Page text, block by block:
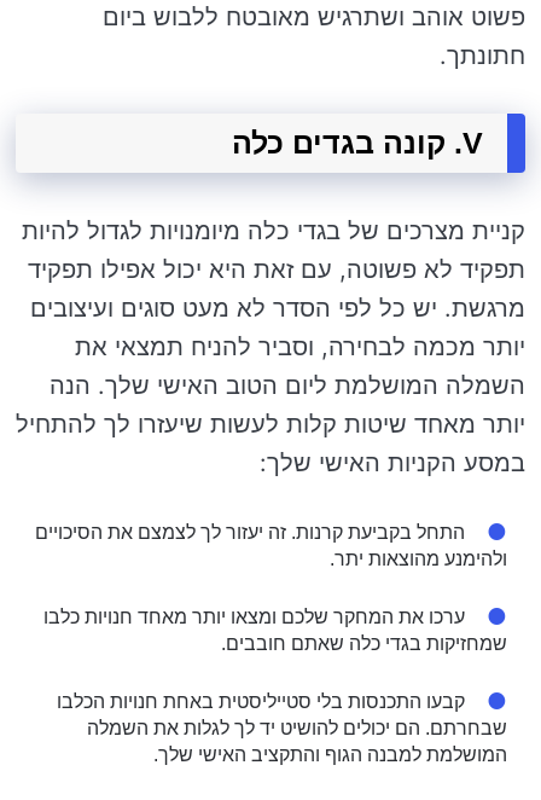
פשוט אוהב ושתרגיש מאובטח ללבוש ביום
חתונתך.
V. קונה בגדים כלה
קניית מצרכים של בגדי כלה מיומנויות לגדול להיות
תפקיד לא פשוטה, עם זאת היא יכול אפילו תפקיד
מרגשת. יש כל לפי הסדר לא מעט סוגים ועיצובים
יותר מכמה לבחירה, וסביר להניח תמצאי את
השמלה המושלמת ליום הטוב האישי שלך. הנה
יותר מאחד שיטות קלות לעשות שיעזרו לך להתחיל
במסע הקניות האישי שלך:
התחל בקביעת קרנות. זה יעזור לך לצמצם את הסיכויים
ולהימנע מהוצאות יתר.
ערכו את המחקר שלכם ומצאו יותר מאחד חנויות כלבו
שמחזיקות בגדי כלה שאתם חובבים.
קבעו התכנסות בלי סטייליסטית באחת חנויות הכלבו
שבחרתם. הם יכולים להושיט יד לך לגלות את השמלה
המושלמת למבנה הגוף והתקציב האישי שלך.